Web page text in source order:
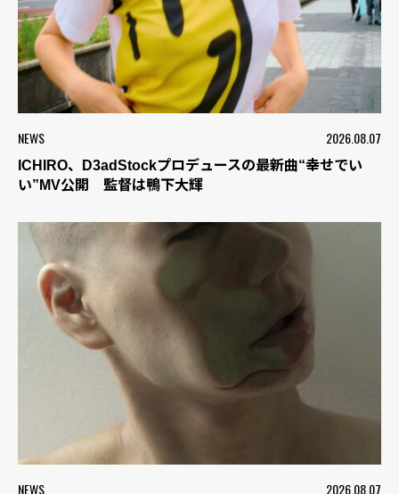
NEWS 2026.08.07
ICHIRO、D3adStockプロデュースの最新曲“幸せでい
い”MV公開 監督は鴨下大輝
NEWS 2026.08.07